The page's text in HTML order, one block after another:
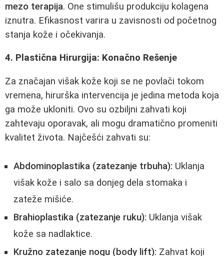
mezo terapija. One stimulišu produkciju kolagena
iznutra. Efikasnost varira u zavisnosti od početnog
stanja kože i očekivanja.
4. Plastična Hirurgija: Konačno Rešenje
Za značajan višak kože koji se ne povlači tokom
vremena, hirurška intervencija je jedina metoda koja
ga može ukloniti. Ovo su ozbiljni zahvati koji
zahtevaju oporavak, ali mogu dramatično promeniti
kvalitet života. Najčešći zahvati su:
Abdominoplastika (zatezanje trbuha): Uklanja
višak kože i salo sa donjeg dela stomaka i
zateže mišiće.
Brahioplastika (zatezanje ruku): Uklanja višak
kože sa nadlaktice.
Kružno zatezanje nogu (body lift): Zahvat koji